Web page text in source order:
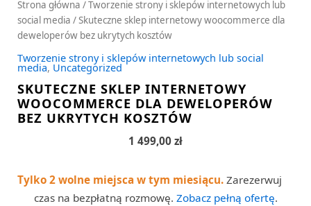
Strona główna /Tworzenie strony i sklepów internetowych lub
social media / Skuteczne sklep internetowy woocommerce dla
deweloperów bez ukrytych kosztów
Tworzenie strony i sklepów internetowych lub social
media, Uncategorized
SKUTECZNE SKLEP INTERNETOWY
WOOCOMMERCE DLA DEWELOPERÓW
BEZ UKRYTYCH KOSZTÓW
1 499,00 zł
Tylko 2 wolne miejsca w tym miesiącu. Zarezerwuj
czas na bezpłatną rozmowę. Zobacz pełną ofertę.